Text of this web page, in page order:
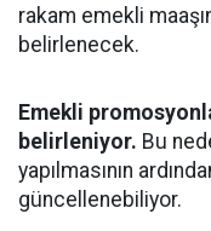
rakam emekli
belirlenecek.
Emekli
belirleniyor. Bu
yapılmasının
güncellenebiliyor.